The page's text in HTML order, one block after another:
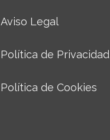
Aviso Legal
Política de Privacidad
Política de Cookies